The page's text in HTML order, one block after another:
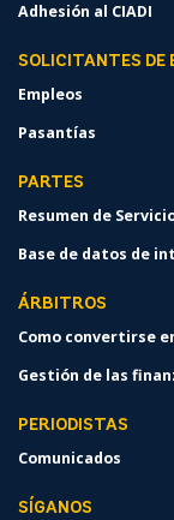
Adhesión al CIADI
SOLICITANTES DE
Empleos
Pasantías
PARTES
Resumen de
Base de datos de
ÁRBITROS
Como convertirse
Gestión de las
PERIODISTAS
Comunicados
SÍGANOS